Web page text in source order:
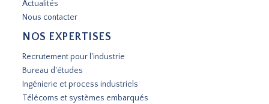
Actualités
Nous contacter
NOS EXPERTISES
Recrutement pour l'industrie
Bureau d'études
Ingénierie et process industriels
Télécoms et systèmes embarqués